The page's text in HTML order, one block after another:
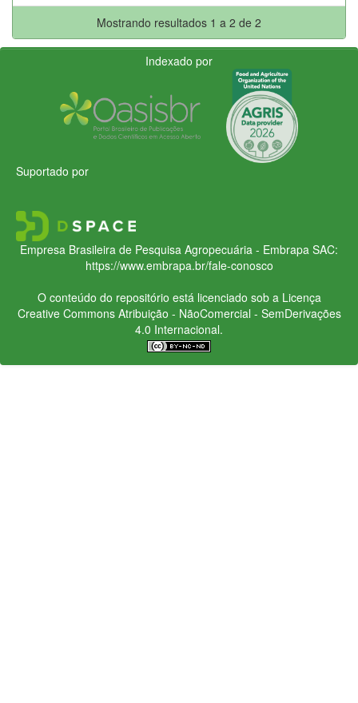
Mostrando resultados 1 a 2 de 2
Indexado por
Suportado por
Empresa Brasileira de Pesquisa Agropecuária - Embrapa SAC:
https://www.embrapa.br/fale-conosco
O conteúdo do repositório está licenciado sob a Licença
Creative CommonsAtribuição - NãoComercial - SemDerivações
4.0 Internacional.